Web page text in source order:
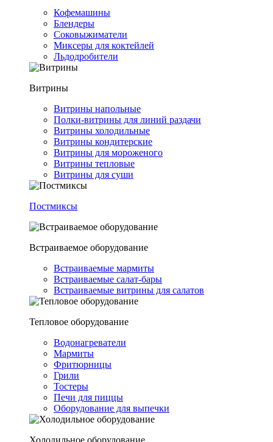
Кофемашины
Блендеры
Соковыжиматели
Миксеры для коктейлей
Льдодробители
Витрины
Витрины напольные
Полки-витрины для линий раздачи
Витрины холодильные
Витрины кондитерские
Витрины для мороженого
Витрины тепловые
Витрины для суши
Постмиксы
Встраиваемое оборудование
Встраиваемые мармиты
Встраиваемые салат-бары
Встраиваемые витрины для салатов
Тепловое оборудование
Водонагреватели
Мармиты
Фритюрницы
Грили
Тостеры
Печи для пиццы
Оборудование для выпечки
Холодильное оборудование